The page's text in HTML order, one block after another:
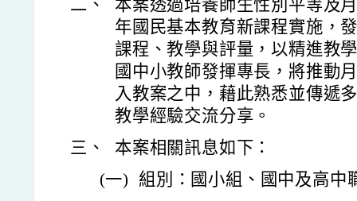
二、
本案透過培養師生性別平等及
年國民基本教育新課程實施，
課程、教學與評量，以精進教
國中小教師發揮專長，將推動
入教案之中，藉此熟悉並傳遞
教學經驗交流分享。
三、
本案相關訊息如下：
(一)
組別：國小組、國中及高中